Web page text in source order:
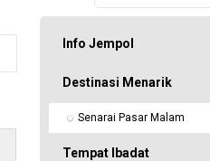
Borang carian
Info Jempol
Destinasi Menarik
Senarai Pasar Malam
Tempat Ibadat